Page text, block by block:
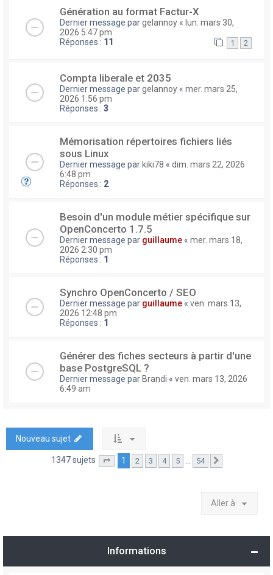
Génération au format Factur-X
Dernier message pargelannoy « lun. mars 30,
2026 5:47 pm
Réponses : 11 1 2
Compta liberale et 2035
Dernier message pargelannoy « mer. mars 25,
2026 1:56 pm
Réponses : 3
Mémorisation répertoires fichiers liés
sous Linux
Dernier message par kiki78 « dim. mars 22, 2026
6:48 pm
Réponses : 2
Besoin d'un module métier spécifique sur
OpenConcerto 1.7.5
Dernier message par guillaume « mer. mars 18,
2026 2:30 pm
Réponses : 1
Synchro OpenConcerto / SEO
Dernier message par guillaume « ven. mars 13,
2026 12:48 pm
Réponses : 1
Générer des fiches secteurs à partir d'une
base PostgreSQL ?
Dernier message par Brandi « ven. mars 13, 2026
6:49 am
Nouveau sujet
1347 sujets Page sur54
1 2 3 4 5 54
Aller à
Informations